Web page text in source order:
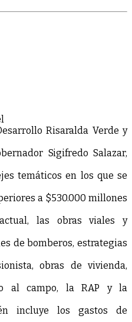
Risaralda Verde y
Sigifredo Salazar,
temáticos en los que se
a $530.000 millones
las obras viales y
de bomberos, estrategias
obras de vivienda,
al campo, la RAP y la
incluye los gastos de